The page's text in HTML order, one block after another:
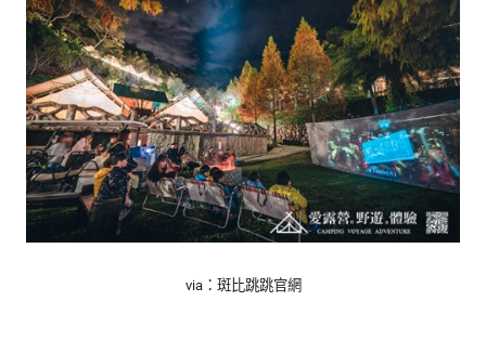
via：斑比跳跳官網